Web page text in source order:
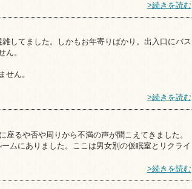
>続きを読む
してました。しかもお年寄りばかり。出入口にバス
ん。
せん。
>続きを読む
るや否や周りから不満の声が聞こえてきました。
ムにありました。ここは男女別の仮眠室とリクライ
>続きを読む